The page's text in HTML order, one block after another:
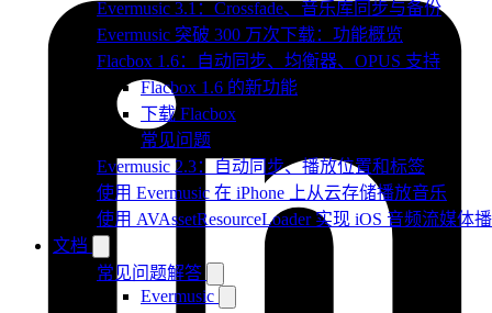
Evermusic 3.1：Crossfade、音乐库同步与备份
Evermusic 突破 300 万次下载：功能概览
Flacbox 1.6：自动同步、均衡器、OPUS 支持
Flacbox 1.6 的新功能
下载 Flacbox
常见问题
Evermusic 2.3：自动同步、播放位置和标签
使用 Evermusic 在 iPhone 上从云存储播放音乐
使用 AVAssetResourceLoader 实现 iOS 音频流媒体
文档
常见问题解答
Evermusic